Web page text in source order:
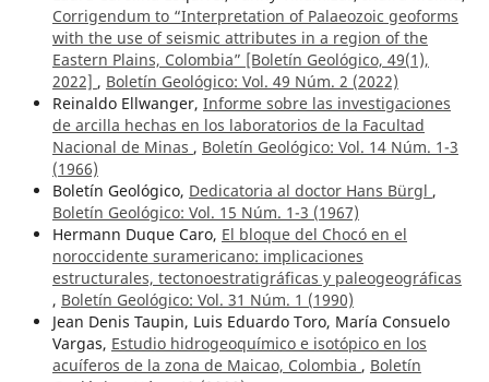
Corrigendum to “Interpretation of Palaeozoic geoforms
with the use of seismic attributes in a region of the
Eastern Plains, Colombia” [Boletín Geológico, 49(1),
2022] , Boletín Geológico: Vol. 49 Núm. 2 (2022)
Reinaldo Ellwanger, Informe sobre las investigaciones
de arcilla hechas en los laboratorios de la Facultad
Nacional de Minas , Boletín Geológico: Vol. 14 Núm. 1-3
(1966)
Boletín Geológico, Dedicatoria al doctor Hans Bürgl ,
Boletín Geológico: Vol. 15 Núm. 1-3 (1967)
Hermann Duque Caro, El bloque del Chocó en el
noroccidente suramericano: implicaciones
estructurales, tectonoestratigráficas y paleogeográficas
, Boletín Geológico: Vol. 31 Núm. 1 (1990)
Jean Denis Taupin, Luis Eduardo Toro, María Consuelo
Vargas, Estudio hidrogeoquímico e isotópico en los
acuíferos de la zona de Maicao, Colombia , Boletín